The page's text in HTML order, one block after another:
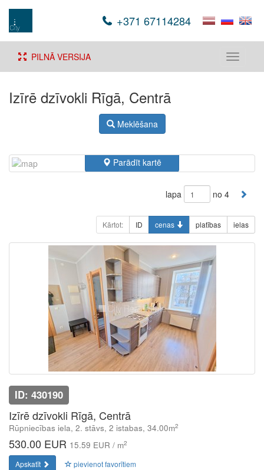
+371 67114284
Toggle
PILNĀ VERSIJA
Izīrē dzīvokli Rīgā, Centrā
Meklēšana
Parādīt kartē
lapa no 4
Kārtot: ID cenas platības ielas
ID: 430190
Izīrē dzīvokli Rīgā, Centrā
Rūpniecības iela, 2. stāvs, 2 istabas, 34.00m2
530.00 EUR 15.59 EUR / m2
Apskatīt pievienot favorītiem